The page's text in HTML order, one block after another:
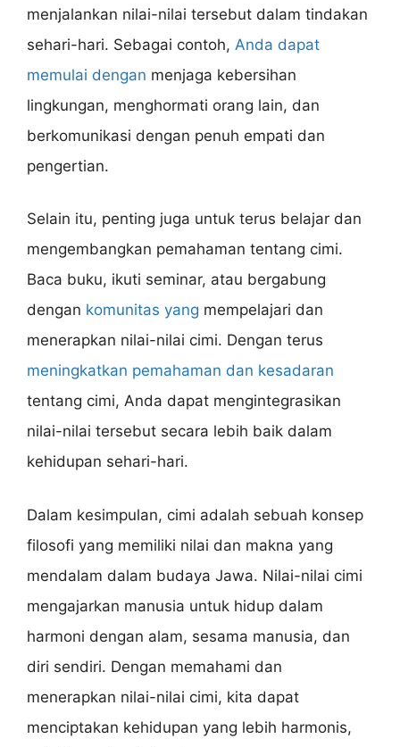
menjalankan nilai-nilai tersebut dalam tindakan
sehari-hari. Sebagai contoh, Anda dapat
memulai dengan menjaga kebersihan
lingkungan, menghormati orang lain, dan
berkomunikasi dengan penuh empati dan
pengertian.
Selain itu, penting juga untuk terus belajar dan
mengembangkan pemahaman tentang cimi.
Baca buku, ikuti seminar, atau bergabung
dengan komunitas yang mempelajari dan
menerapkan nilai-nilai cimi. Dengan terus
meningkatkan pemahaman dan kesadaran
tentang cimi, Anda dapat mengintegrasikan
nilai-nilai tersebut secara lebih baik dalam
kehidupan sehari-hari.
Dalam kesimpulan, cimi adalah sebuah konsep
filosofi yang memiliki nilai dan makna yang
mendalam dalam budaya Jawa. Nilai-nilai cimi
mengajarkan manusia untuk hidup dalam
harmoni dengan alam, sesama manusia, dan
diri sendiri. Dengan memahami dan
menerapkan nilai-nilai cimi, kita dapat
menciptakan kehidupan yang lebih harmonis,